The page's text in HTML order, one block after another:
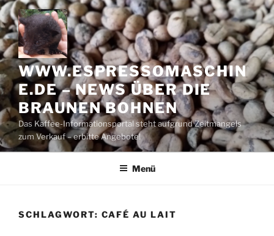
Zum
Inhalt
springen
WWW.ESPRESSOMASCHIN
E.DE – NEWS ÜBER DIE
BRAUNEN BOHNEN
Das Kaffee-Informationsportal steht aufgrund Zeitmangels
zum Verkauf – erbitte Angebote!
Menü
SCHLAGWORT: CAFÉ AU LAIT